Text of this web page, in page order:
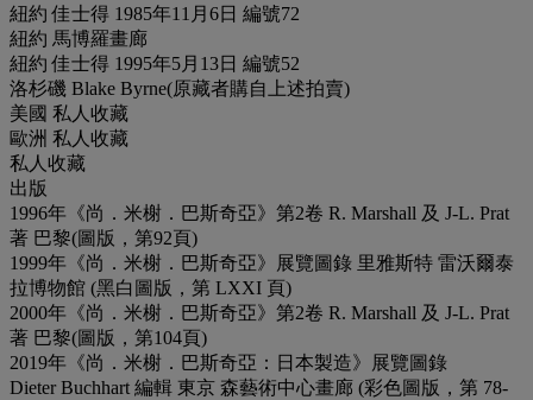
紐約 佳士得 1985年11月6日 編號72
紐約 馬博羅畫廊
紐約 佳士得 1995年5月13日 編號52
洛杉磯 Blake Byrne(原藏者購自上述拍賣)
美國 私人收藏
歐洲 私人收藏
私人收藏
出版
1996年《尚．米榭．巴斯奇亞》第2卷 R. Marshall 及 J-L. Prat
著 巴黎(圖版，第92頁)
1999年《尚．米榭．巴斯奇亞》展覽圖錄 里雅斯特 雷沃爾泰
拉博物館 (黑白圖版，第 LXXI 頁)
2000年《尚．米榭．巴斯奇亞》第2卷 R. Marshall 及 J-L. Prat
著 巴黎(圖版，第104頁)
2019年《尚．米榭．巴斯奇亞：日本製造》展覽圖錄
Dieter Buchhart 編輯 東京 森藝術中心畫廊 (彩色圖版，第 78-